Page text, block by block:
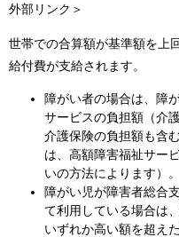
外部リンク＞
世帯での合算額が基準額を上
給付費が支給されます。
障がい者の場合は、障
サービスの負担額（介
介護保険の負担額も含
は、高額障害福祉サー
いの方法によります）。
障がい児が障害者総合
て利用している場合は
いずれか高い額を超え